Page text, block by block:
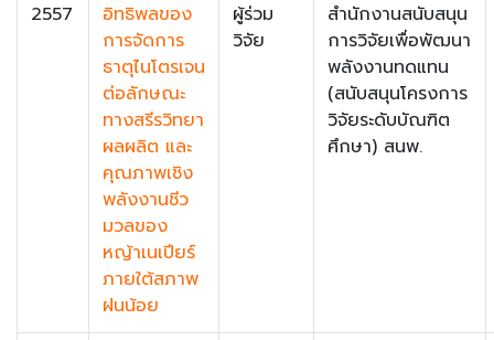
2557
อิทธิพลของ
การจัดการ
ธาตุไนโตรเจน
ต่อลักษณะ
ทางสรีรวิทยา
ผลผลิต และ
คุณภาพเชิง
พลังงานชีว
มวลของ
หญ้าเนเปียร์
ภายใต้สภาพ
ฝนน้อย
ผู้ร่วม
วิจัย
สำนักงานสนับสนุน
การวิจัยเพื่อพัฒนา
พลังงานทดแทน
(สนับสนุนโครงการ
วิจัยระดับบัณฑิต
ศึกษา) สนพ.